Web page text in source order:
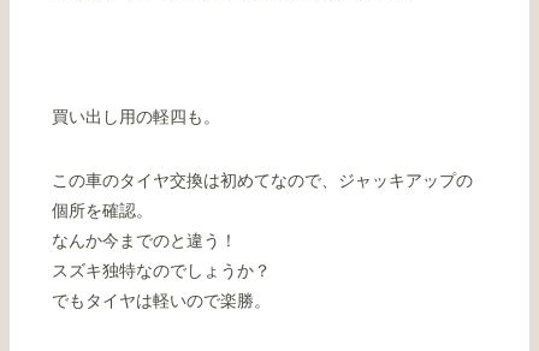
買い出し用の軽四も。
この車のタイヤ交換は初めてなので、ジャッキアップの
個所を確認。
なんか今までのと違う！
スズキ独特なのでしょうか？
でもタイヤは軽いので楽勝。